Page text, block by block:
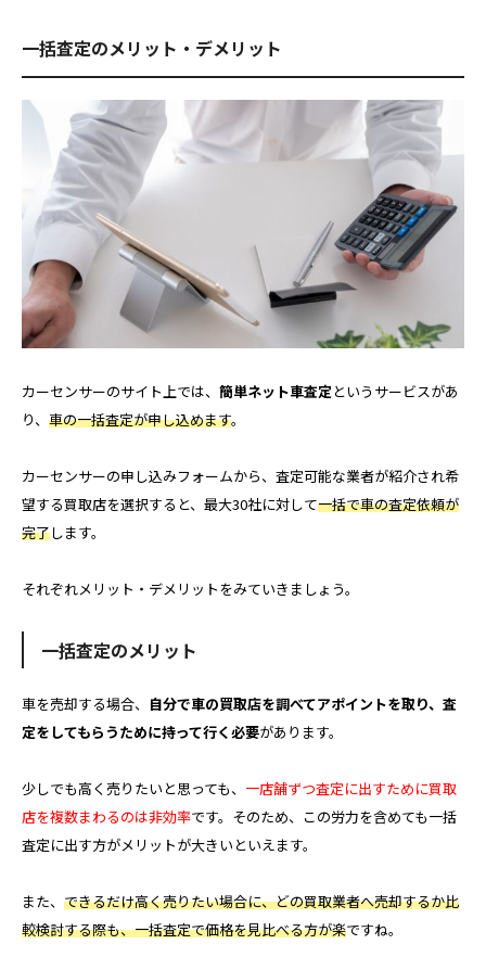
一括査定のメリット・デメリット
カーセンサーのサイト上では、 簡単ネット車査定というサービスがあ
り、 車の一括査定が申し込めます。
カーセンサーの申し込みフォームから、査定可能な業者が紹介され希
望する買取店を選択すると、最大30社に対して一括で車の査定依頼が
完了します。
それぞれメリット・デメリットをみていきましょう。
一括査定のメリット
車を売却する場合、 自分で車の買取店を調べてアポイントを取り、査
定をしてもらうために持って行く必要があります。
少しでも高く売りたいと思っても、 一店舗ずつ査定に出すために買取
店を複数まわるのは非効率です。そのため、この労力を含めても一括
査定に出す方がメリットが大きいといえます。
また、 できるだけ高く売りたい場合に、どの買取業者へ売却するか比
較検討する際も、一括査定で価格を見比べる方が楽ですね。